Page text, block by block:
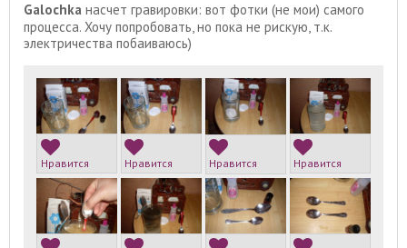
Galochka насчет гравировки: вот фотки (не мои) самого
процесса. Хочу попробовать, но пока не рискую, т.к.
электричества побаиваюсь)
Нравится Нравится Нравится Нравится